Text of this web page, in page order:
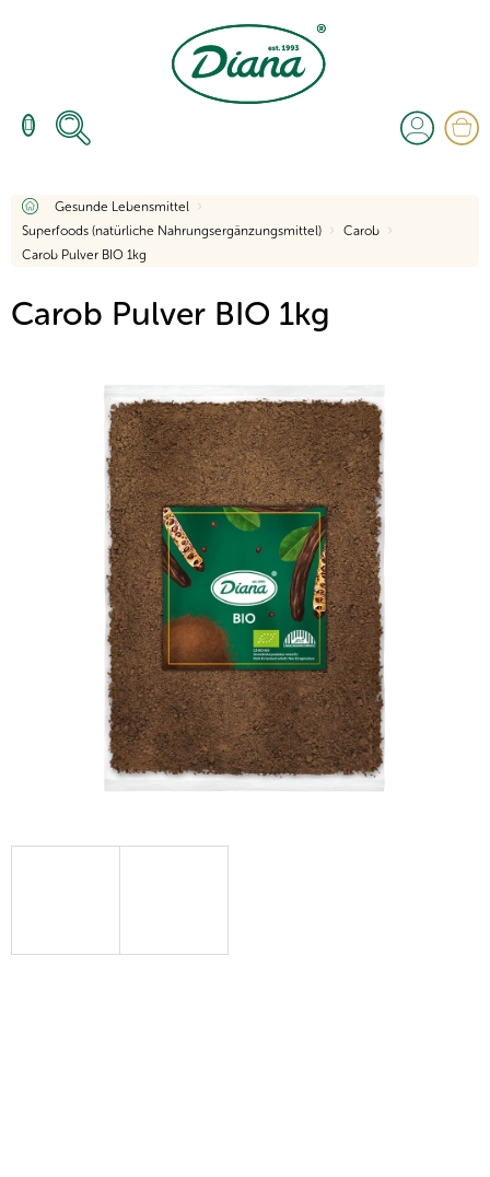
Startseite
Gesunde Lebensmittel
Superfoods (natürliche Nahrungsergänzungsmittel)
Carob
Carob Pulver BIO 1kg
Carob Pulver BIO 1kg